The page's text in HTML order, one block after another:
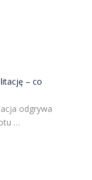
– co
odgrywa
…